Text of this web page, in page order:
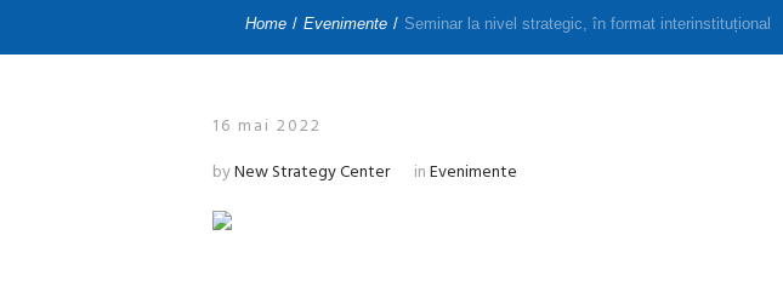
Home / Evenimente / Seminar la nivel strategic, în format interinstituțional
16 mai 2022
byNew Strategy Center inEvenimente